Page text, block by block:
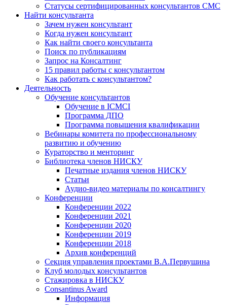
Статусы сертифицированных консультантов СМС
Найти консультанта
Зачем нужен консультант
Когда нужен консультант
Как найти своего консультанта
Поиск по публикациям
Запрос на Консалтинг
15 правил работы с консультантом
Как работать с консультантом?
Деятельность
Обучение консультантов
Обучение в ICMCI
Программа ДПО
Программа повышения квалификации
Вебинары комитета по профессиональному
развитию и обучению
Кураторство и менторинг
Библиотека членов НИСКУ
Печатные издания членов НИСКУ
Статьи
Аудио-видео материалы по консалтингу
Конференции
Конференции 2022
Конференции 2021
Конференции 2020
Конференции 2019
Конференции 2018
Архив конференций
Секция управления проектами В.А.Первушина
Клуб молодых консультантов
Стажировка в НИСКУ
Consantinus Award
Информация